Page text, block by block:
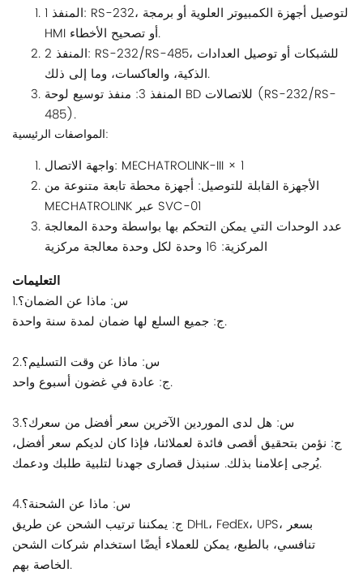
المنفذ 1: RS-232، لتوصيل أجهزة الكمبيوتر العلوية أو برمجة
HMI أو تصحيح الأخطاء.
المنفذ 2: RS-232/RS-485، للشبكات أو توصيل العدادات
الذكية، والعاكسات، وما إلى ذلك.
المنفذ 3: منفذ توسيع لوحة BD للاتصالات (RS-232/RS-
485).
المواصفات الرئيسية:
واجهة الاتصال: MECHATROLINK-III × 1
الأجهزة القابلة للتوصيل: أجهزة محطة تابعة متنوعة من
MECHATROLINK عبر SVC-01
عدد الوحدات التي يمكن التحكم بها بواسطة وحدة المعالجة
المركزية: 16 وحدة لكل وحدة معالجة مركزية
التعليمات
1.س: ماذا عن الضمان؟
ج: جميع السلع لها ضمان لمدة سنة واحدة.
2.س: ماذا عن وقت التسليم؟
ج: عادة في غضون أسبوع واحد.
3.س: هل لدى الموردين الآخرين سعر أفضل من سعرك؟
ج: نؤمن بتحقيق أقصى فائدة لعملائنا، فإذا كان لديكم سعر أفضل،
يُرجى إعلامنا بذلك. سنبذل قصارى جهدنا لتلبية طلبك ودعمك.
4.س: ماذا عن الشحنة؟
ج: يمكننا ترتيب الشحن عن طريق DHL، FedEx، UPS، بسعر
تنافسي، بالطبع، يمكن للعملاء أيضًا استخدام شركات الشحن
الخاصة بهم.